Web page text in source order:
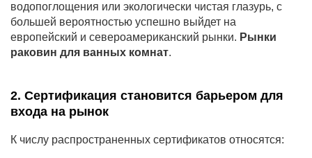
водопоглощения или экологически чистая глазурь, с
большей вероятностью успешно выйдет на
европейский и североамериканский рынки. Рынки
раковин для ванных комнат.
2. Сертификация становится барьером для
входа на рынок
К числу распространенных сертификатов относятся: